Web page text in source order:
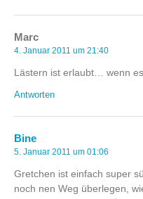
Marc
4. Januar 2011 um 21:40
Lästern ist erlaubt… wenn
Antworten
Bine
5. Januar 2011 um 01:06
Gretchen ist einfach super
noch nen Weg überlegen,